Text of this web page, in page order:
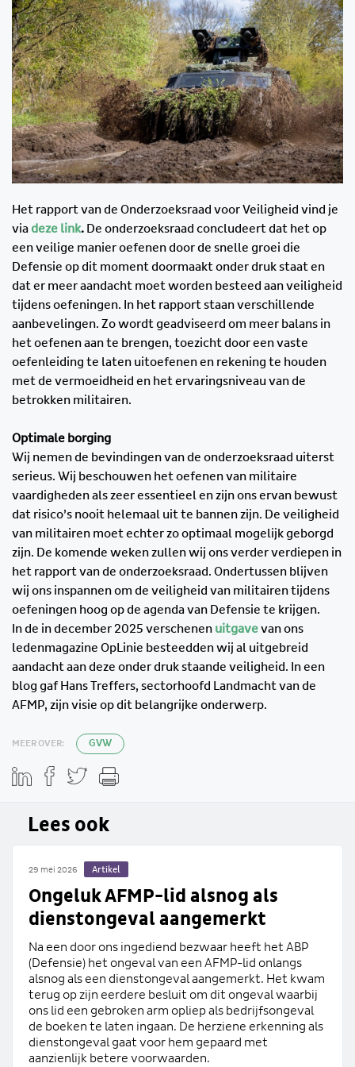
Het rapport van de Onderzoeksraad voor Veiligheid vind je
viadeze link. De onderzoeksraad concludeert dat het op
een veilige manier oefenen door de snelle groei die
Defensie op dit moment doormaakt onder druk staat en
dat er meer aandacht moet worden besteed aan veiligheid
tijdens oefeningen. In het rapport staan verschillende
aanbevelingen. Zo wordt geadviseerd om meer balans in
het oefenen aan te brengen, toezicht door een vaste
oefenleiding te laten uitoefenen en rekening te houden
met de vermoeidheid en het ervaringsniveau van de
betrokken militairen.
Optimale borging
Wij nemen de bevindingen van de onderzoeksraad uiterst
serieus. Wij beschouwen het oefenen van militaire
vaardigheden als zeer essentieel en zijn ons ervan bewust
dat risico’s nooit helemaal uit te bannen zijn. De veiligheid
van militairen moet echter zo optimaal mogelijk geborgd
zijn. De komende weken zullen wij ons verder verdiepen in
het rapport van de onderzoeksraad. Ondertussen blijven
wij ons inspannen om de veiligheid van militairen tijdens
oefeningen hoog op de agenda van Defensie te krijgen.
In de in december 2025 verschenen uitgavevan ons
ledenmagazine OpLinie besteedden wij al uitgebreid
aandacht aan deze onder druk staande veiligheid. In een
blog gaf Hans Treffers, sectorhoofd Landmacht van de
AFMP, zijn visie op dit belangrijke onderwerp.
MEER OVER: GVW
Lees ook
29 mei 2026 Artikel
Ongeluk AFMP-lid alsnog als
dienstongeval aangemerkt
Na een door ons ingediend bezwaar heeft het ABP
(Defensie) het ongeval van een AFMP-lid onlangs
alsnog als een dienstongeval aangemerkt. Het kwam
terug op zijn eerdere besluit om dit ongeval waarbij
ons lid een gebroken arm opliep als bedrijfsongeval
de boeken te laten ingaan. De herziene erkenning als
dienstongeval gaat voor hem gepaard met
aanzienlijk betere voorwaarden.